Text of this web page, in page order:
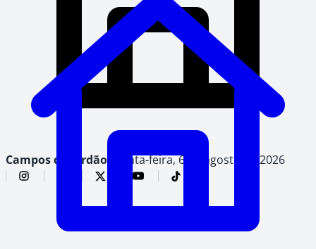
Campos do Jordão, quinta-feira, 6 de agosto de 2026